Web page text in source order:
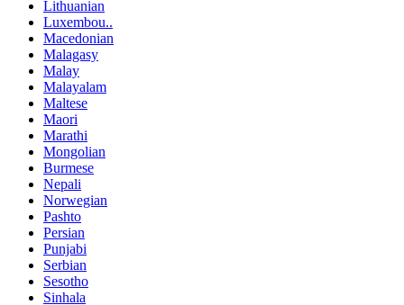
Lithuanian
Luxembou..
Macedonian
Malagasy
Malay
Malayalam
Maltese
Maori
Marathi
Mongolian
Burmese
Nepali
Norwegian
Pashto
Persian
Punjabi
Serbian
Sesotho
Sinhala